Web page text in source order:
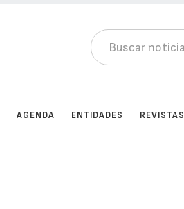
AGENDA ENTIDADES REVISTAS